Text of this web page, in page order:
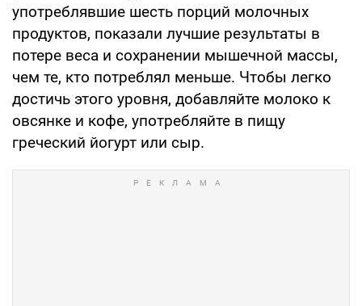
употреблявшие шесть порций молочных
продуктов, показали лучшие результаты в
потере веса и сохранении мышечной массы,
чем те, кто потреблял меньше. Чтобы легко
достичь этого уровня, добавляйте молоко к
овсянке и кофе, употребляйте в пищу
греческий йогурт или сыр.